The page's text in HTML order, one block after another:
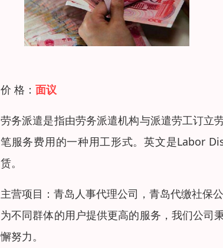
价 格： 面议
劳务派遣是指由劳务派遣机构与派遣劳工订立
笔服务费用的一种用工形式。英文是Labor
赁。
主营项目：青岛人事代理公司，青岛代缴社保
为不同群体的用户提供更高的服务，我们公司
懈努力。